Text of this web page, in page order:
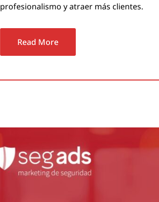
profesionalismo y atraer más clientes.
Read More